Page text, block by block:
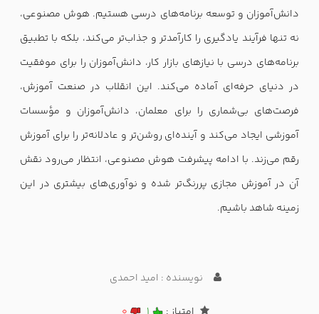
دانش‌آموزان و توسعه برنامه‌های درسی هستیم. هوش مصنوعی،
نه تنها فرآیند یادگیری را کارآمدتر و جذاب‌تر می‌کند، بلکه با تطبیق
برنامه‌های درسی با نیازهای بازار کار، دانش‌آموزان را برای موفقیت
در دنیای حرفه‌ای آماده می‌کند. این انقلاب در صنعت آموزش،
فرصت‌های بی‌شماری را برای معلمان، دانش‌آموزان و مؤسسات
آموزشی ایجاد می‌کند و آینده‌ای روشن‌تر و عادلانه‌تر را برای آموزش
رقم می‌زند. با ادامه پیشرفت هوش مصنوعی، انتظار می‌رود نقش
آن در آموزش مجازی پررنگ‌تر شده و نوآوری‌های بیشتری در این
زمینه شاهد باشیم.
نویسنده : امید احمدی